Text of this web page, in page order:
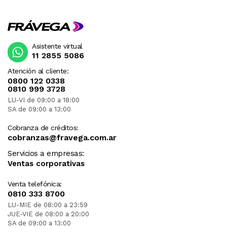
Atención al cliente:
0800 122 0338
0810 999 3728
LU-VI de 09:00 a 18:00
SA de 09:00 a 13:00
Cobranza de créditos:
cobranzas@fravega.com.ar
Servicios a empresas:
Ventas corporativas
Venta telefónica:
0810 333 8700
LU-MIE de 08:00 a 23:59
JUE-VIE de 08:00 a 20:00
SA de 09:00 a 13:00
Asistente virtual
11 2855 5086